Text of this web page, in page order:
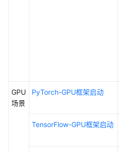
型
训
GPU
场景
PyTorch-GPU框架启动
TensorFlow-GPU框架启动